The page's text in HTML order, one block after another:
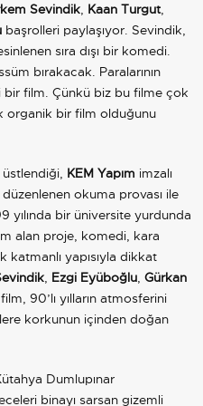
Sevindik, Kaan Turgut,
başrolleri paylaşıyor. Sevindik,
sıra dışı bir komedi.
bırakacak. Paralarının
bir film. Çünkü biz bu filme çok
organik bir film olduğunu
üstlendiği, KEM Yapım imzalı
okuma provası ile
yılında bir üniversite yurdunda
alan proje, komedi, kara
yapısıyla dikkat
, Ezgi Eyüboğlu, Gürkan
90’lı yılların atmosferini
korkunun içinden doğan
Dumlupınar
binayı sarsan gizemli